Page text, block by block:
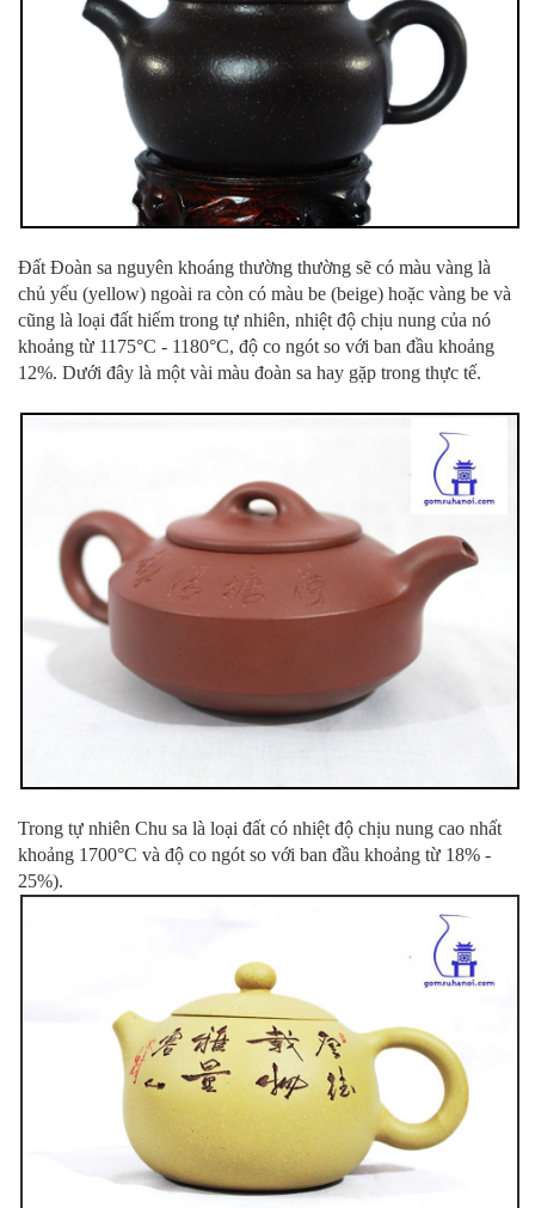
Đất Đoàn sa nguyên khoáng thường thường sẽ có màu vàng là
chủ yếu (yellow) ngoài ra còn có màu be (beige) hoặc vàng be và
cũng là loại đất hiếm trong tự nhiên, nhiệt độ chịu nung của nó
khoảng từ 1175°C - 1180°C, độ co ngót so với ban đầu khoảng
12%. Dưới đây là một vài màu đoàn sa hay gặp trong thực tế.
Trong tự nhiên Chu sa là loại đất có nhiệt độ chịu nung cao nhất
khoảng 1700°C và độ co ngót so với ban đầu khoảng từ 18% -
25%).